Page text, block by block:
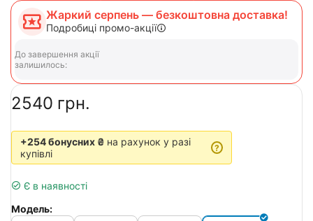
Жаркий серпень — безкоштовна доставка!
Подробиці промо-акції
До завершення акції
залишилось:
‍2540‍ грн.
+254 бонусних ₴ на рахунок у разі
купівлі
?
Є в наявності
Модель: